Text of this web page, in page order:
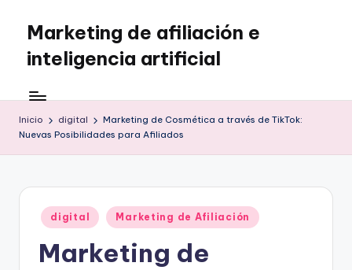
Saltar
contenido
Marketing de afiliación e
inteligencia artificial
Inicio digital
Marketing de Cosmética a través de TikTok:
Nuevas Posibilidades para Afiliados
Publicado
en
digital Marketing de Afiliación
Marketing de